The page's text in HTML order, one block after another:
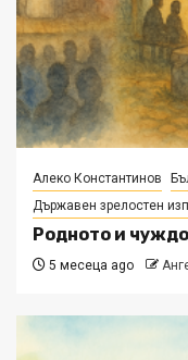
Алеко Константинов
Държавен зрелостен
Родното и
5 месеца ago